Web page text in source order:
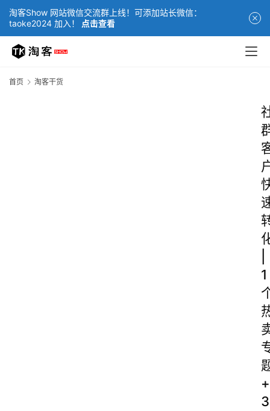
淘客Show 网站微信交流群上线！可添加站长微信：
taoke2024 加入！
点击查看
首页 淘客干货
1
+
3